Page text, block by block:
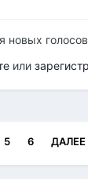
новых голосов
или
5 6 ДАЛЕЕ